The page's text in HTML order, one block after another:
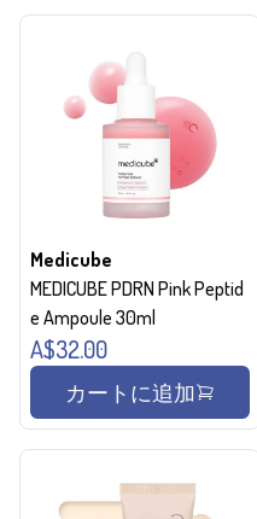
Medicube
MEDICUBE PDRN Pink Peptid
e Ampoule 30ml
A$32.00
カートに追加